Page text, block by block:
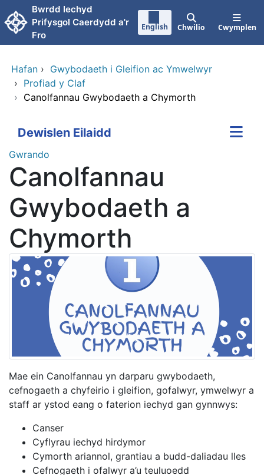
Neidio i'r prif gynnwy
Bwrdd Iechyd
Prifysgol Caerdydd a'r
Fro
English Chwilio Cwymplen
Hafan › Gwybodaeth i Gleifion ac Ymwelwyr
› Profiad y Claf
› Canolfannau Gwybodaeth a Chymorth
Dewislen Eilaidd
Gwrando
Canolfannau
Gwybodaeth a
Chymorth
Mae ein Canolfannau yn darparu gwybodaeth,
cefnogaeth a chyfeirio i gleifion, gofalwyr, ymwelwyr a
staff ar ystod eang o faterion iechyd gan gynnwys:
Canser
Cyflyrau iechyd hirdymor
Cymorth ariannol, grantiau a budd-daliadau lles
Cefnogaeth i ofalwyr a’u teuluoedd